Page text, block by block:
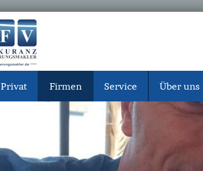
Privat Firmen Service Über uns